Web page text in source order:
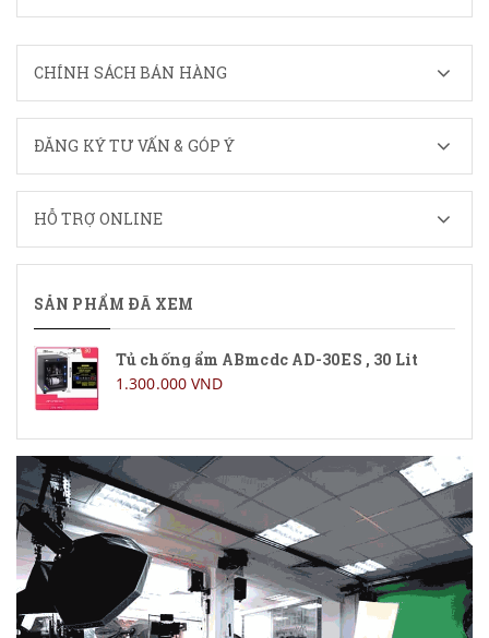
CHÍNH SÁCH BÁN HÀNG
ĐĂNG KÝ TƯ VẤN & GÓP Ý
HỖ TRỢ ONLINE
SẢN PHẨM ĐÃ XEM
Tủ chống ẩm ABmcdc AD-30ES , 30 Lit
1.300.000 VND